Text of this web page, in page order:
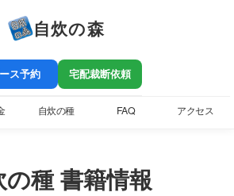
自炊の森
ス予約 宅配裁断依頼
自炊の種 FAQ アクセス
の種 書籍情報